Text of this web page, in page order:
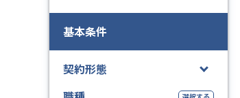
基本条件
契約形態
選択する